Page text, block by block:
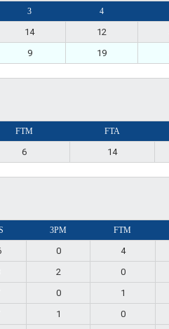
3 4
14 12
9 19
FTM FTA
6 14
3PM FTM
0 4
2 0
0 1
1 0